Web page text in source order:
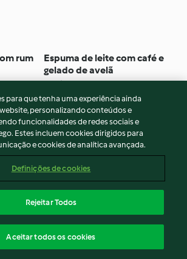
rum
Espuma de leite com café e
gelado de avelã
Batido detox
para que tenha uma experiência ainda
personalizando conteúdos e
funcionalidades de redes sociais e
Estes incluem cookies dirigidos para
e cookies de analítica avançada.
Definições de cookies
Rejeitar Todos
Aceitar todos os cookies